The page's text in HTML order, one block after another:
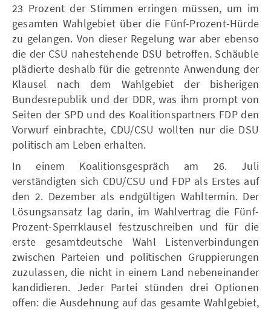
23 Prozent der Stimmen erringen müssen, um im
gesamten Wahlgebiet über die Fünf-Prozent-Hürde
zu gelangen. Von dieser Regelung war aber ebenso
die der CSU nahestehende DSU betroffen. Schäuble
plädierte deshalb für die getrennte Anwendung der
Klausel nach dem Wahlgebiet der bisherigen
Bundesrepublik und der DDR, was ihm prompt von
Seiten der SPD und des Koalitionspartners FDP den
Vorwurf einbrachte, CDU/CSU wollten nur die DSU
politisch am Leben erhalten.
In einem Koalitionsgespräch am 26. Juli
verständigten sich CDU/CSU und FDP als Erstes auf
den 2. Dezember als endgültigen Wahltermin. Der
Lösungsansatz lag darin, im Wahlvertrag die Fünf-
Prozent-Sperrklausel festzuschreiben und für die
erste gesamtdeutsche Wahl Listenverbindungen
zwischen Parteien und politischen Gruppierungen
zuzulassen, die nicht in einem Land nebeneinander
kandidieren. Jeder Partei stünden drei Optionen
offen: die Ausdehnung auf das gesamte Wahlgebiet,